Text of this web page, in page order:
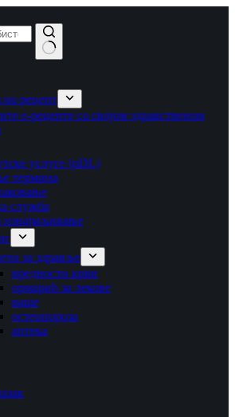
рецепт
е-рецепте са својом здравственом
услуге (pDL)
термина
служба
изнајмљивање
за здравље
вредности крви
ормарић за лекове
ваше
остеопороза
аптека